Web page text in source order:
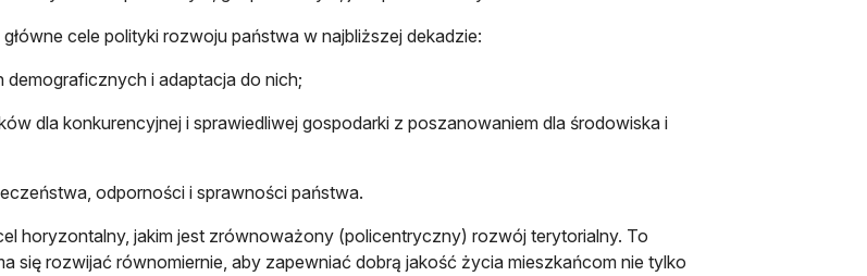
cele polityki rozwoju państwa w najbliższej dekadzie:
i adaptacja do nich;
dla konkurencyjnej i sprawiedliwej gospodarki z poszanowaniem dla środowiska i
odporności i sprawności państwa.
horyzontalny, jakim jest zrównoważony (policentryczny) rozwój terytorialny. To
się rozwijać równomiernie, aby zapewniać dobrą jakość życia mieszkańcom nie tylko